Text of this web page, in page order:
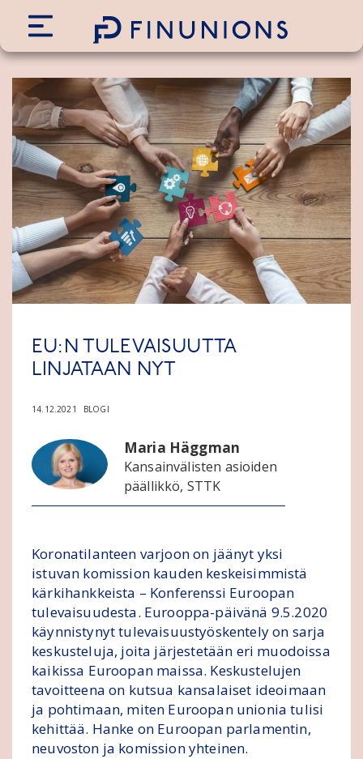
EU:N TULEVAISUUTTA
LINJATAAN NYT
14.12.2021 BLOGI
Maria Häggman
Kansainvälisten asioiden
päällikkö, STTK
Koronatilanteen varjoon on jäänyt yksi
istuvan komission kauden keskeisimmistä
kärkihankkeista – Konferenssi Euroopan
tulevaisuudesta. Eurooppa-päivänä 9.5.2020
käynnistynyt tulevaisuustyöskentely on sarja
keskusteluja, joita järjestetään eri muodoissa
kaikissa Euroopan maissa. Keskustelujen
tavoitteena on kutsua kansalaiset ideoimaan
ja pohtimaan, miten Euroopan unionia tulisi
kehittää. Hanke on Euroopan parlamentin,
neuvoston ja komission yhteinen.